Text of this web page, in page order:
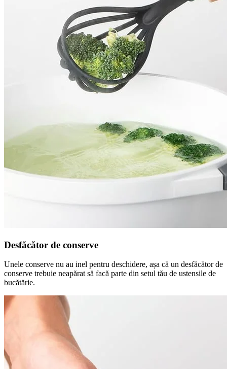
Desfăcător de conserve
Unele conserve nu au inel pentru deschidere, așa că un desfăcător de
conserve trebuie neapărat să facă parte din setul tău de ustensile de
bucătărie.